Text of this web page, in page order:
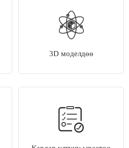
3D моделдөө